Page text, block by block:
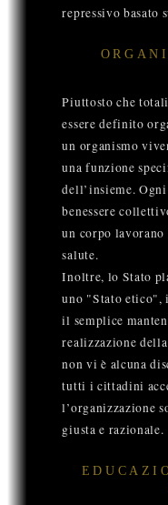
repressivo basato
Piuttosto che
essere definito
un organismo
una funzione
dell’insieme.
benessere
un corpo
salute.
Inoltre, lo Stato
uno "Stato etico",
il semplice
realizzazione
non vi è alcuna
tutti i cittadini
l’organizzazione
giusta e razionale.